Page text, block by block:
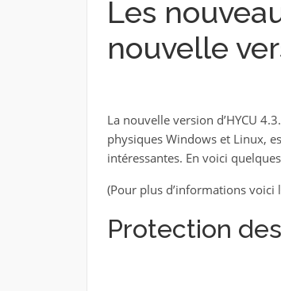
Les
nouvelle
La nouvelle version d’HYCU
physiques Windows et Linux,
intéressantes. En voici
(Pour plus d’informations voici
Protection